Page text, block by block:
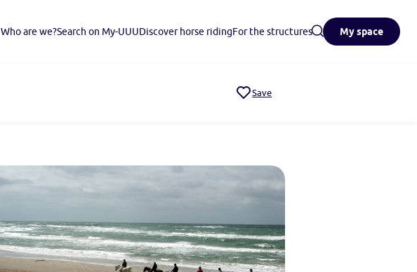
Who are we?Search on My-UUUDiscover horse ridingFor the structures My space
Save